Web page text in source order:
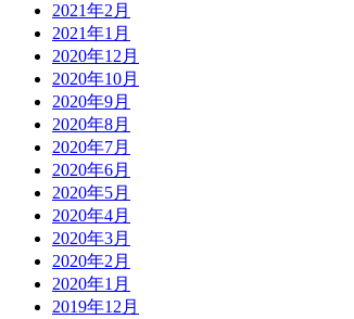
2021年2月
2021年1月
2020年12月
2020年10月
2020年9月
2020年8月
2020年7月
2020年6月
2020年5月
2020年4月
2020年3月
2020年2月
2020年1月
2019年12月